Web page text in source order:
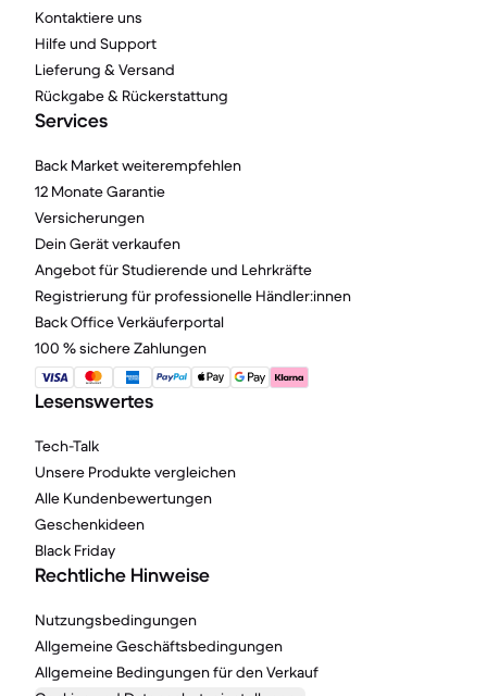
Kontaktiere uns
Hilfe und Support
Lieferung & Versand
Rückgabe & Rückerstattung
Services
Back Market weiterempfehlen
12 Monate Garantie
Versicherungen
Dein Gerät verkaufen
Angebot für Studierende und Lehrkräfte
Registrierung für professionelle Händler:innen
Back Office Verkäuferportal
100 % sichere Zahlungen
Lesenswertes
Tech-Talk
Unsere Produkte vergleichen
Alle Kundenbewertungen
Geschenkideen
Black Friday
Rechtliche Hinweise
Nutzungsbedingungen
Allgemeine Geschäftsbedingungen
Allgemeine Bedingungen für den Verkauf